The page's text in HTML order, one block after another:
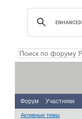
Форум Участники
Активные темы